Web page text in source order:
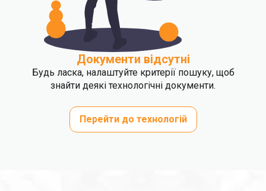
Документи відсутні
Будь ласка, налаштуйте критерії пошуку, щоб
знайти деякі технологічні документи.
Перейти до технологій